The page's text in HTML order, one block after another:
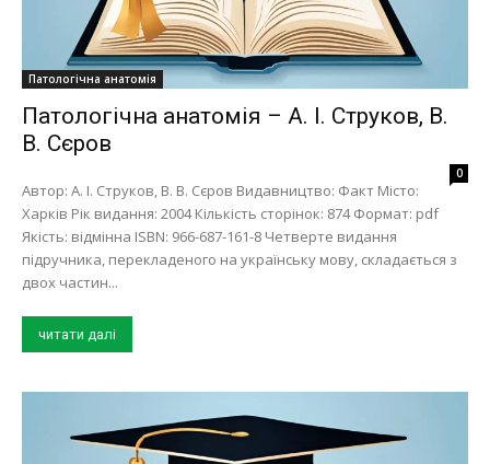
Патологічна анатомія
Патологічна анатомія – А. І. Струков, В.
В. Сєров
0
Автор: А. І. Струков, В. В. Сєров Видавництво: Факт Місто:
Харків Рік видання: 2004 Кількість сторінок: 874 Формат: pdf
Якість: відмінна ISBN: 966-687-161-8 Четверте видання
підручника, перекладеного на українську мову, складається з
двох частин...
читати далі